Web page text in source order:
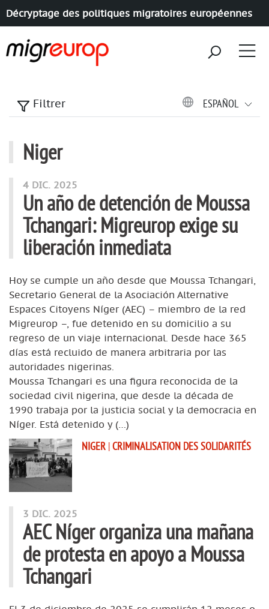
Décryptage des politiques migratoires européennes
Filtrer ESPAÑOL
Niger
articles mots
4 DIC. 2025
Un año de detención de Moussa
Tchangari: Migreurop exige su
liberación inmediata
Hoy se cumple un año desde que Moussa Tchangari,
Secretario General de la Asociación Alternative
Espaces Citoyens Níger (AEC) – miembro de la red
Migreurop –, fue detenido en su domicilio a su
regreso de un viaje internacional. Desde hace 365
días está recluido de manera arbitraria por las
autoridades nigerinas.
Moussa Tchangari es una figura reconocida de la
sociedad civil nigerina, que desde la década de
1990 trabaja por la justicia social y la democracia en
Níger. Está detenido y (…)
NIGER |CRIMINALISATION DES SOLIDARITÉS
3 DIC. 2025
AEC Níger organiza una mañana
de protesta en apoyo a Moussa
Tchangari